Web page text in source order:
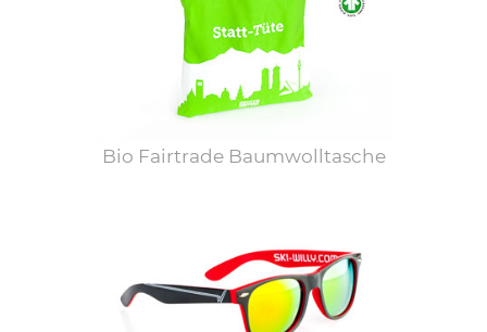
Bio Fairtrade Baumwolltasche